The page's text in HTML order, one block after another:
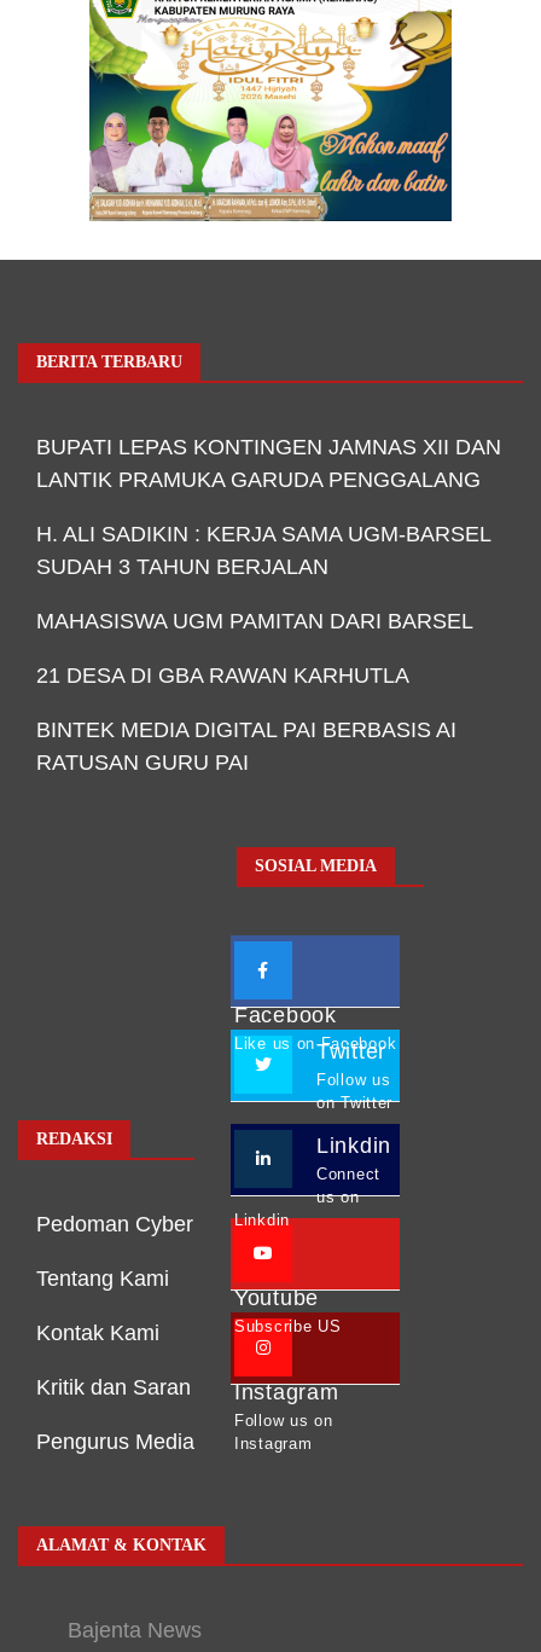
BERITA TERBARU
BUPATI LEPAS KONTINGEN JAMNAS XII DAN
LANTIK PRAMUKA GARUDA PENGGALANG
H. ALI SADIKIN : KERJA SAMA UGM-BARSEL
SUDAH 3 TAHUN BERJALAN
MAHASISWA UGM PAMITAN DARI BARSEL
21 DESA DI GBA RAWAN KARHUTLA
BINTEK MEDIA DIGITAL PAI BERBASIS AI
RATUSAN GURU PAI
REDAKSI
Pedoman Cyber
Tentang Kami
Kontak Kami
Kritik dan Saran
Pengurus Media
SOSIAL MEDIA
Facebook
Like us on Facebook
Twitter
Follow us
on Twitter
Linkdin
Connect
us on
Linkdin
Youtube
Subscribe US
Instagram
Follow us on
Instagram
ALAMAT & KONTAK
Bajenta News